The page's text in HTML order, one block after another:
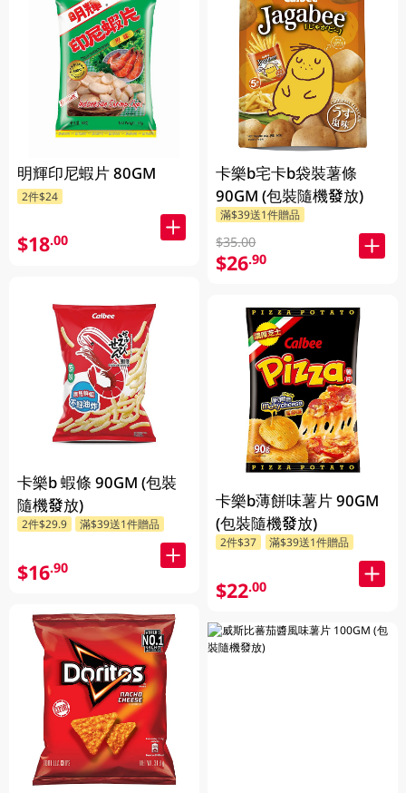
明輝印尼蝦片 80GM
2件$24
$18.00
卡樂b 蝦條 90GM (包裝
隨機發放)
2件$29.9 滿$39送1件贈品
$16.90
卡樂b宅卡b袋裝薯條
90GM (包裝隨機發放)
滿$39送1件贈品
$35.00
$26.90
卡樂b薄餅味薯片 90GM
(包裝隨機發放)
2件$37 滿$39送1件贈品
$22.00